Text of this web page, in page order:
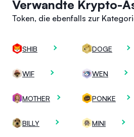
Verwandte Krypto-
Token, die ebenfalls zur
SHIB DOGE
WIF WEN
MOTHER PONKE
BILLY MINI